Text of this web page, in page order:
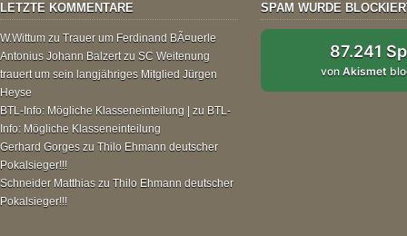
LETZTE KOMMENTARE
W.Wittum zu Trauer um Ferdinand BÃ¤uerle
Antonius Johann Balzertzu SC Weitenung
trauert um sein langjähriges Mitglied Jürgen
Heyse
BTL-Info: Mögliche Klasseneinteilung |
zu BTL-
Info: Mögliche Klasseneinteilung
Gerhard Gorges zu Thilo Ehmann deutscher
Pokalsieger!!!
Schneider Matthias zu Thilo Ehmann deutscher
Pokalsieger!!!
SPAM WURDE
87.241
vonAkismet